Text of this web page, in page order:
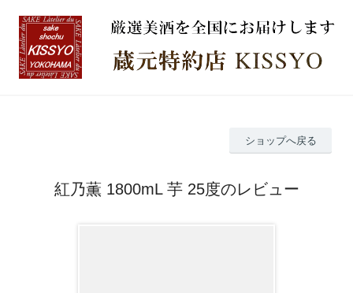
ショップへ戻る
紅乃薫 1800mL 芋 25度のレビュー